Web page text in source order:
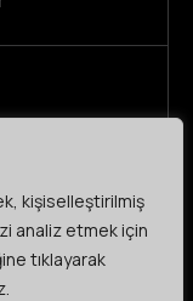
kişiselleştirilmiş
analiz etmek için
tıklayarak